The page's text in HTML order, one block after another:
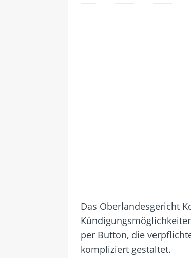
Das Oberlandesgericht
per Button, die
kompliziert gestaltet.